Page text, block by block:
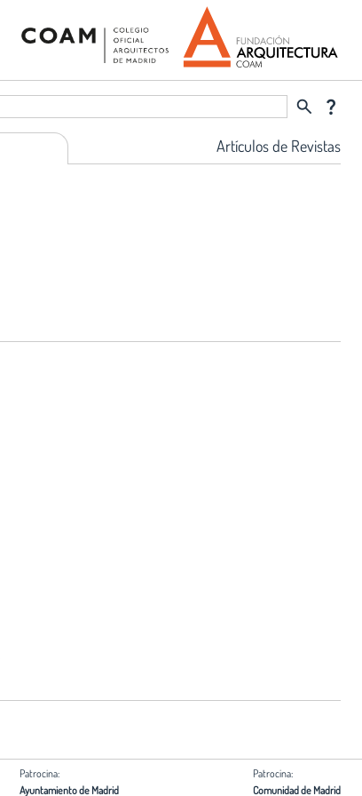
search question_mark
Artículos de Revistas
Patrocina:
Ayuntamiento de Madrid
Patrocina:
Comunidad de Madrid